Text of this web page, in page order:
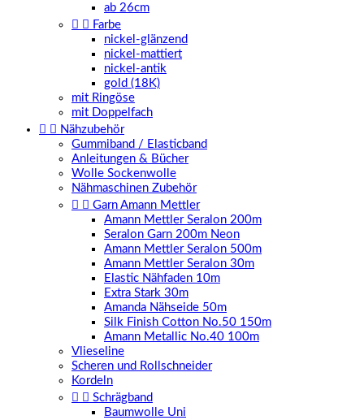
ab 26cm
  Farbe
nickel-glänzend
nickel-mattiert
nickel-antik
gold (18K)
mit Ringöse
mit Doppelfach
  Nähzubehör
Gummiband / Elasticband
Anleitungen & Bücher
Wolle Sockenwolle
Nähmaschinen Zubehör
  Garn Amann Mettler
Amann Mettler Seralon 200m
Seralon Garn 200m Neon
Amann Mettler Seralon 500m
Amann Mettler Seralon 30m
Elastic Nähfaden 10m
Extra Stark 30m
Amanda Nähseide 50m
Silk Finish Cotton No.50 150m
Amann Metallic No.40 100m
Vlieseline
Scheren und Rollschneider
Kordeln
  Schrägband
Baumwolle Uni